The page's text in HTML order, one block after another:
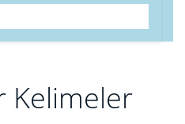
Kelimeler